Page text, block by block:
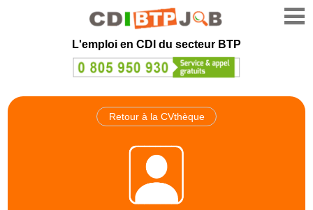
L'emploi en CDI du secteur BTP
Retour à la CVthèque